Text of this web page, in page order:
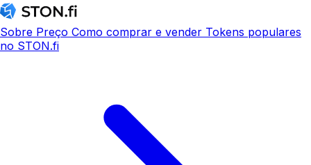
Sobre Preço Como comprar e vender Tokens populares
no STON.fi